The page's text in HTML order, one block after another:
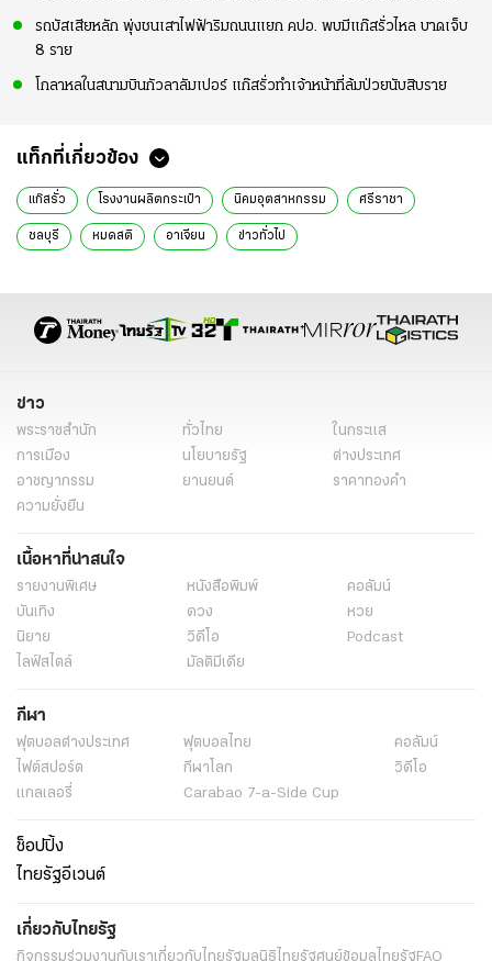
รถบัสเสียหลัก พุ่งชนเสาไฟฟ้าริมถนนแยก คปอ. พบมีแก๊สรั่วไหล บาดเจ็บ
8 ราย
โกลาหลในสนามบินกัวลาลัมเปอร์ แก๊สรั่วทำเจ้าหน้าที่ล้มป่วยนับสิบราย
แท็กที่เกี่ยวข้อง
แก๊สรั่ว โรงงานผลิตกระเป๋า นิคมอุตสาหกรรม ศรีราชา
ชลบุรี หมดสติ อาเจียน ข่าวทั่วไป
ข่าว
พระราชสำนัก ทั่วไทย
ในกระแส
การเมือง
นโยบายรัฐ
ต่างประเทศ
อาชญากรรม
ยานยนต์
ราคาทองคำ
ความยั่งยืน
เนื้อหาที่น่าสนใจ
รายงานพิเศษ หนังสือพิมพ์
คอลัมน์
บันเทิง
ดวง
หวย
นิยาย
วิดีโอ
Podcast
ไลฟ์สไตล์
มัลติมีเดีย
กีฬา
ฟุตบอลต่่างประเทศ ฟุตบอลไทย
คอลัมน์
ไฟต์สปอร์ต
กีฬาโลก
วิดีโอ
แกลเลอรี่
Carabao 7-a-Side Cup
ช็อปปิ้ง
ไทยรัฐอีเวนต์
เกี่ยวกับไทยรัฐ
กิจกรรมร่วมงานกับเราเกี่ยวกับไทยรัฐมูลนิธิไทยรัฐศูนย์ข้อมูลไทยรัฐFAQ